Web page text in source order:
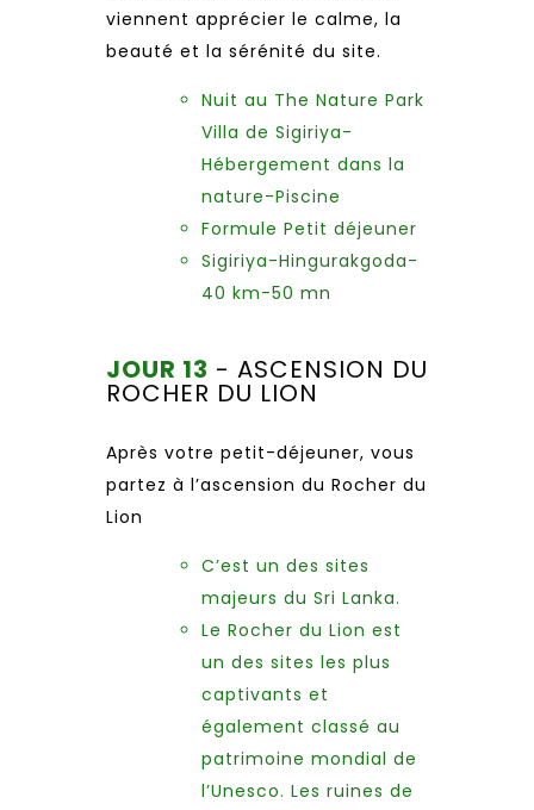
viennent apprécier le calme, la
beauté et la sérénité du site.
Nuit au The Nature Park
Villa de Sigiriya-
Hébergement dans la
nature-Piscine
Formule Petit déjeuner
Sigiriya-Hingurakgoda-
40 km-50 mn
JOUR 13 - ASCENSION DU
ROCHER DU LION
Après votre petit-déjeuner, vous
partez à l’ascension du Rocher du
Lion
C’est un des sites
majeurs du Sri Lanka.
Le Rocher du Lion est
un des sites les plus
captivants et
également classé au
patrimoine mondial de
l’Unesco. Les ruines de